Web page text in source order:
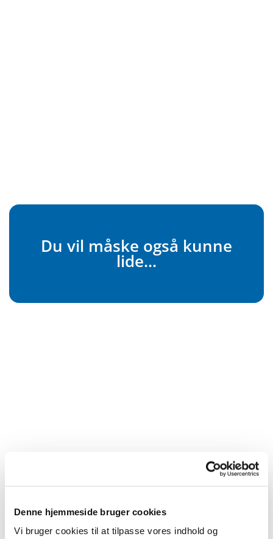
Denne hjemmeside bruger cookies
Vi bruger cookies til at tilpasse vores indhold og
Du vil måske også kunne
lide...